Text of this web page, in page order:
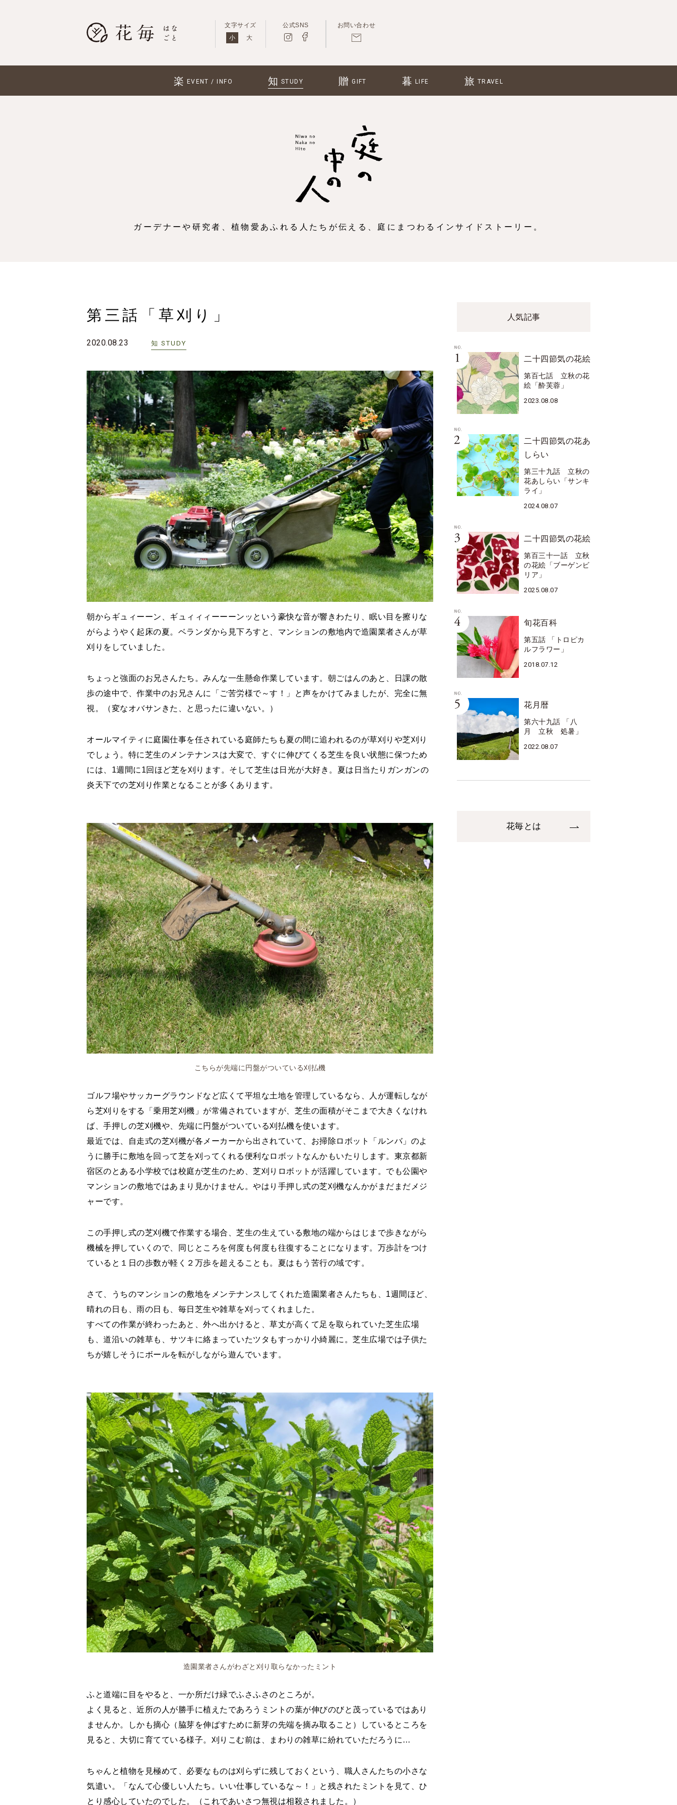
文字サイズ
小
大
公式SNS お問い合わせ
楽 EVENT / INFO 知 STUDY 贈 GIFT 暮 LIFE 旅 TRAVEL
ガーデナーや研究者、植物愛あふれる人たちが伝える、庭にまつわるインサイドストーリー。
第三話「草刈り」
2020.08.23 知 STUDY
朝からギュィーーン、ギュィィィーーーンッという豪快な音が響きわたり、眠い目を擦りな
がらようやく起床の夏。ベランダから見下ろすと、マンションの敷地内で造園業者さんが草
刈りをしていました。
ちょっと強面のお兄さんたち。みんな一生懸命作業しています。朝ごはんのあと、日課の散
歩の途中で、作業中のお兄さんに「ご苦労様で～す！」と声をかけてみましたが、完全に無
視。（変なオバサンきた、と思ったに違いない。）
オールマイティに庭園仕事を任されている庭師たちも夏の間に追われるのが草刈りや芝刈り
でしょう。特に芝生のメンテナンスは大変で、すぐに伸びてくる芝生を良い状態に保つため
には、1週間に1回ほど芝を刈ります。そして芝生は日光が大好き。夏は日当たりガンガンの
炎天下での芝刈り作業となることが多くあります。
こちらが先端に円盤がついている刈払機
ゴルフ場やサッカーグラウンドなど広くて平坦な土地を管理しているなら、人が運転しなが
ら芝刈りをする「乗用芝刈機」が常備されていますが、芝生の面積がそこまで大きくなけれ
ば、手押しの芝刈機や、先端に円盤がついている刈払機を使います。
最近では、自走式の芝刈機が各メーカーから出されていて、お掃除ロボット「ルンバ」のよ
うに勝手に敷地を回って芝を刈ってくれる便利なロボットなんかもいたりします。東京都新
宿区のとある小学校では校庭が芝生のため、芝刈りロボットが活躍しています。でも公園や
マンションの敷地ではあまり見かけません。やはり手押し式の芝刈機なんかがまだまだメジ
ャーです。
この手押し式の芝刈機で作業する場合、芝生の生えている敷地の端からはじまで歩きながら
機械を押していくので、同じところを何度も何度も往復することになります。万歩計をつけ
ていると１日の歩数が軽く２万歩を超えることも。夏はもう苦行の域です。
さて、うちのマンションの敷地をメンテナンスしてくれた造園業者さんたちも、1週間ほど、
晴れの日も、雨の日も、毎日芝生や雑草を刈ってくれました。
すべての作業が終わったあと、外へ出かけると、草丈が高くて足を取られていた芝生広場
も、道沿いの雑草も、サツキに絡まっていたツタもすっかり小綺麗に。芝生広場では子供た
ちが嬉しそうにボールを転がしながら遊んでいます。
造園業者さんがわざと刈り取らなかったミント
ふと道端に目をやると、一か所だけ緑でふさふさのところが。
よく見ると、近所の人が勝手に植えたであろうミントの葉が伸びのびと茂っているではあり
ませんか。しかも摘心（脇芽を伸ばすために新芽の先端を摘み取ること）しているところを
見ると、大切に育てている様子。刈りこむ前は、まわりの雑草に紛れていただろうに…
ちゃんと植物を見極めて、必要なものは刈らずに残しておくという、職人さんたちの小さな
気遣い。「なんて心優しい人たち。いい仕事しているな～！」と残されたミントを見て、ひ
とり感心していたのでした。（これであいさつ無視は相殺されました。）
人気記事
二十四節気の花絵
第百七話 立秋の花
絵「酔芙蓉」
2023.08.08
二十四節気の花あ
しらい
第三十九話 立秋の
花あしらい「サンキ
ライ」
2024.08.07
二十四節気の花絵
第百三十一話 立秋
の花絵「ブーゲンビ
リア」
2025.08.07
旬花百科
第五話 「トロピカ
ルフラワー」
2018.07.12
花月暦
第六十九話 「八
月 立秋 処暑」
2022.08.07
花毎とは